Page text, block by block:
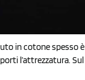
in cotone spesso è
l’attrezzatura. Sul